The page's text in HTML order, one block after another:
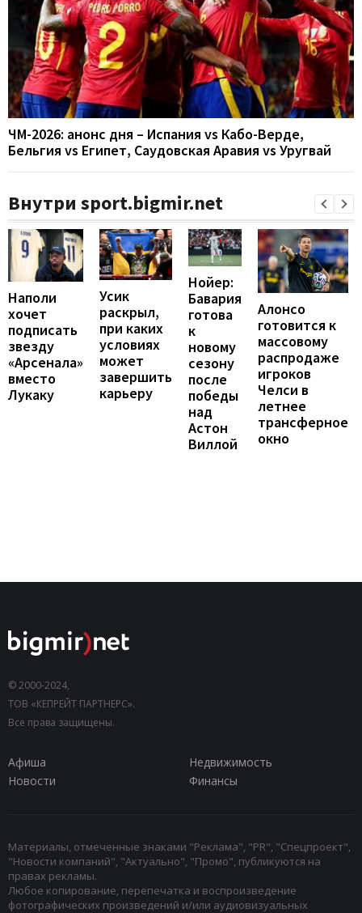
ЧМ-2026: анонс дня – Испания vs Кабо-Верде,
Бельгия vs Египет, Саудовская Аравия vs Уругвай
Внутри sport.bigmir.net
Наполи
хочет
подписать
звезду
«Арсенала»
вместо
Лукаку
Усик
раскрыл,
при каких
условиях
может
завершить
карьеру
Нойер:
Бавария
готова
к
новому
сезону
после
победы
над
Астон
Виллой
Алонсо
готовится к
массовому
распродаже
игроков
Челси в
летнее
трансферное
окно
© 2000-2024,
ТОВ «КЕПРЕЙТ ПАРТНЕРС».
Все права защищены.
Афиша
Недвижимость
Новости
Финансы
Материалы, отмеченные знаками "Реклама", "PR", "Спецпроект",
"Новости компаний", "Актуально", "Промо", публикуются на
правах рекламы.
Любое копирование, перепечатка и воспроизведение
фотографических произведений и/или аудиовизуальных